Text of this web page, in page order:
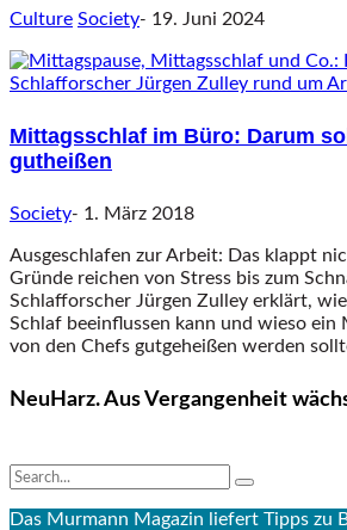
Culture Society- 19. Juni 2024
Mittagsschlaf im Büro: Darum
gutheißen
Society- 1. März 2018
Ausgeschlafen zur Arbeit: Das klappt
Gründe reichen von Stress bis zum
Schlafforscher Jürgen Zulley erklärt,
Schlaf beeinflussen kann und wieso ein
von den Chefs gutgeheißen werden
NeuHarz. Aus Vergangenheit
Das Murmann Magazin liefert Tipps zu